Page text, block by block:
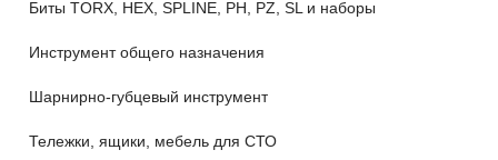
Биты TORX, HEX, SPLINE, PH, PZ, SL и наборы
Инструмент общего назначения
Шарнирно-губцевый инструмент
Тележки, ящики, мебель для СТО